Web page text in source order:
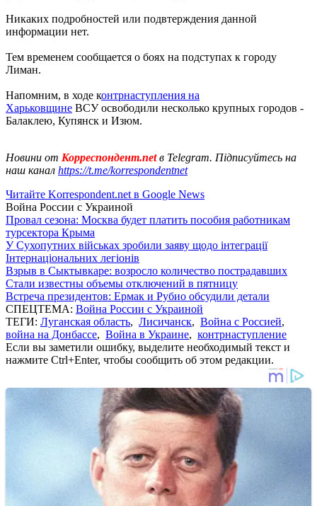
Никаких подробностей или подвтерждения данной
информации нет.
Тем временем сообщается о боях на подступах к городу
Лиман.
Напомним, в ходе контрнаступления на
Харьковщине ВСУ освободили несколько крупных городов -
Балаклею, Купянск и Изюм.
Новини от Корреспондент.netв Telegram. Підписуйтесь на
наш канал https://t.me/korrespondentnet
Читайте Korrespondent.net в Google News
Война России с Украиной
Провал сезона: Москва будет платить пособия работникам
турсектора Крыма
У Сухопутних військах зробили заяву щодо інтеграції
Інтернаціональних легіонів
Взрыв в Сыктывкаре: возросло количество пострадавших
Стали известны объемы отключений в пятницу
Встреча президентов: Ермак и Рубио обсудили детали
СПЕЦТЕМА: Война России с Украиной
ТЕГИ: Луганская область, Лисичанск, Война с Россией,
война на Донбассе, Война в Украине, контрнаступление
Если вы заметили ошибку, выделите необходимый текст и
нажмите Ctrl+Enter, чтобы сообщить об этом редакции.